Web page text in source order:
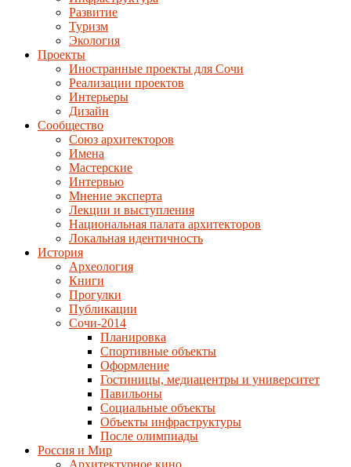
Развитие
Туризм
Экология
Проекты
Иностранные проекты для Сочи
Реализации проектов
Интерьеры
Дизайн
Сообщество
Союз архитекторов
Имена
Мастерские
Интервью
Мнение эксперта
Лекции и выступления
Национальная палата архитекторов
Локальная идентичность
История
Археология
Книги
Прогулки
Публикации
Сочи-2014
Планировка
Спортивные объекты
Оформление
Гостиницы, медиацентры и университет
Павильоны
Социальные объекты
Объекты инфраструктуры
После олимпиады
Россия и Мир
Архитектурное кино